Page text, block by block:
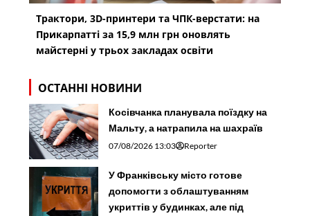
Трактори, 3D-принтери та ЧПК-верстати: на
Прикарпатті за 15,9 млн грн оновлять
майстерні у трьох закладах освіти
ОСТАННІ НОВИНИ
Косівчанка планувала поїздку на
Мальту, а натрапила на шахраїв
07/08/2026 13:03 Reporter
У Франківську місто готове
допомогти з облаштуванням
укриттів у будинках, але під